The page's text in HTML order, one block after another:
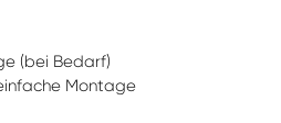
(bei Bedarf)
Montage